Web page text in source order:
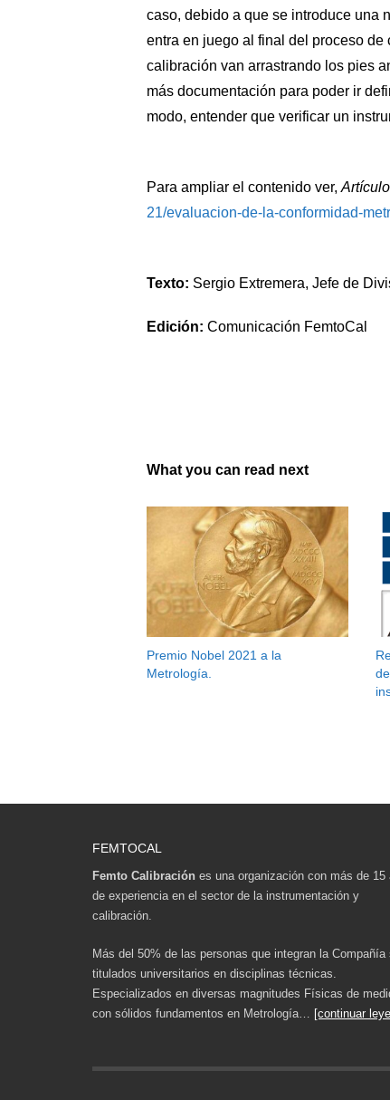
caso, debido a que se introduce una
entra en juego al final del proceso
calibración van arrastrando los pies
más documentación para poder ir
modo, entender que verificar un
Para ampliar el contenido ver,
21/evaluacion-de-la-conformidad-
Texto: Sergio Extremera, Jefe de
Edición: Comunicación FemtoCal
What you can read next
Premio Nobel 2021 a la
Metrología.
FEMTOCAL
Femto Calibración es una organización con más de 15
de experiencia en el sector de la instrumentación y
calibración.
Más del 50% de las personas que integran la Compañía
titulados universitarios en disciplinas técnicas.
Especializados en diversas magnitudes Físicas de
con sólidos fundamentos en Metrología… [continuar